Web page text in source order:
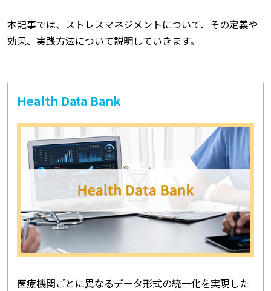
本記事では、ストレスマネジメントについて、その定義や
効果、実践方法について説明していきます。
Health Data Bank
医療機関ごとに異なるデータ形式の統一化を実現した